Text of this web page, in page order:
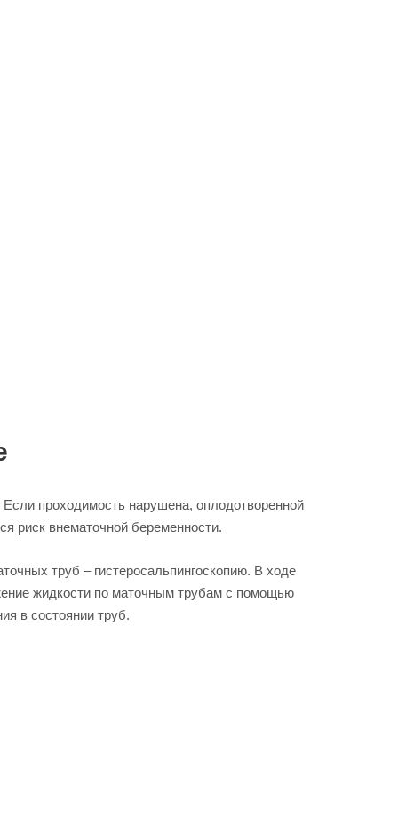
проходимость нарушена, оплодотворенной
риск внематочной беременности.
труб – гистеросальпингоскопию. В ходе
жидкости по маточным трубам с помощью
в состоянии труб.